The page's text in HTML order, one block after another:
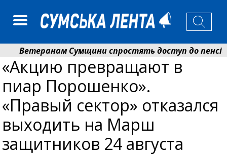
Ветеранам Сумщини спростять доступ до пенсій і
Романько розширює програму відпочинку дітей із
«Акцию превращают в
пиар Порошенко».
«Правый сектор» отказался
выходить на Марш
защитников 24 августа